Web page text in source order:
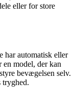
eller for store
har automatisk eller
model, der kan
bevægelsen selv.
tryghed.